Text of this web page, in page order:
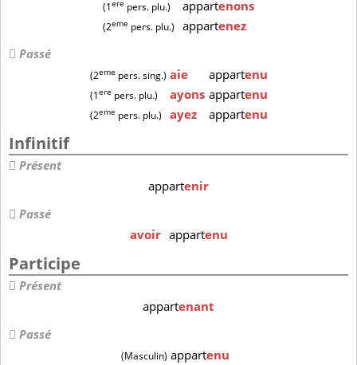
(1ere pers. plu.) appartenons
(2eme pers. plu.) appartenez
Passé
(2eme pers. sing.) aie appartenu
(1ere pers. plu.) ayons appartenu
(2eme pers. plu.) ayez appartenu
Infinitif
Présent
appartenir
Passé
avoir appartenu
Participe
Présent
appartenant
Passé
(Masculin) appartenu